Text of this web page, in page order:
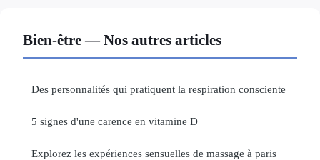
Bien-être — Nos autres articles
Des personnalités qui pratiquent la respiration consciente
5 signes d'une carence en vitamine D
Explorez les expériences sensuelles de massage à paris